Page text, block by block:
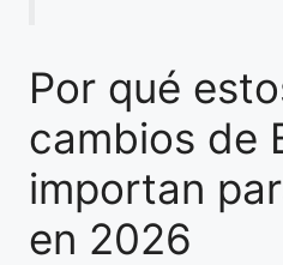
Por qué
cambios de
importan
en 2026